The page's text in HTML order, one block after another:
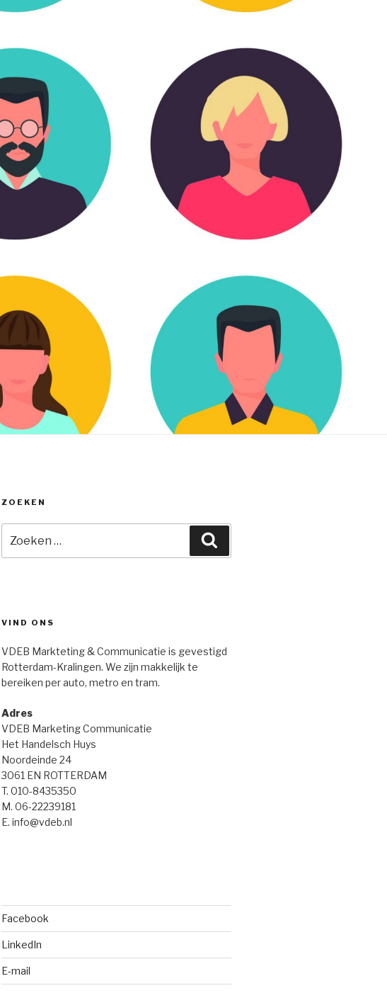
ZOEKEN
naar:
VIND ONS
VDEB Markteting & Communicatie is gevestigd
Rotterdam-Kralingen. We zijn makkelijk te
bereiken per auto, metro en tram.
Adres
VDEB Marketing Communicatie
Het Handelsch Huys
Noordeinde 24
3061 EN ROTTERDAM
T. 010-8435350
M. 06-22239181
E. info@vdeb.nl
Facebook
LinkedIn
E-mail